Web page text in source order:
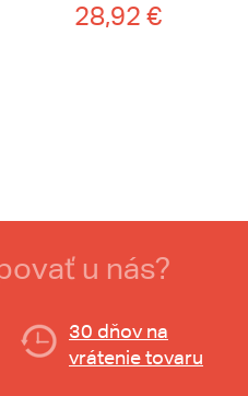
28,92 €
u nás?
30 dňov na
vrátenie tovaru